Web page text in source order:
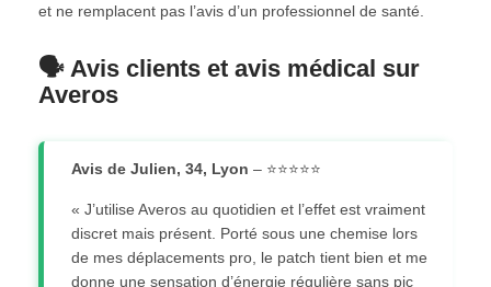
et ne remplacent pas l’avis d’un professionnel de santé.
🗣️ Avis clients et avis médical sur
Averos
Avis de Julien, 34, Lyon – ⭐⭐⭐⭐⭐
« J’utilise Averos au quotidien et l’effet est vraiment
discret mais présent. Porté sous une chemise lors
de mes déplacements pro, le patch tient bien et me
donne une sensation d’énergie régulière sans pic